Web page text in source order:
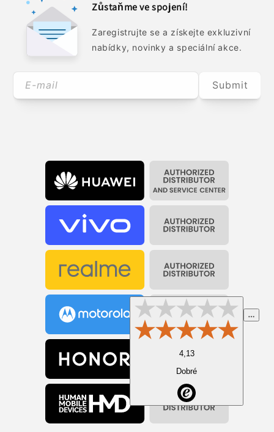
Zůstaňme ve spojení!
Zaregistrujte se a získejte exkluzivní
nabídky, novinky a speciální akce.
E-mail Submit
4,13
Dobré